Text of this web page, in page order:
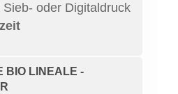
oder Digitaldruck
BIO LINEALE -